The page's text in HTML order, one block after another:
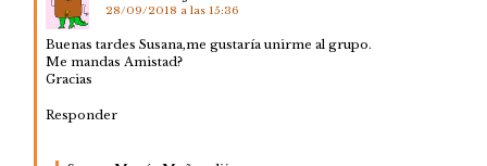
28/09/2018 a las 15:36
Buenas tardes Susana,me gustaría unirme al grupo.
Me mandas Amistad?
Gracias
Responder